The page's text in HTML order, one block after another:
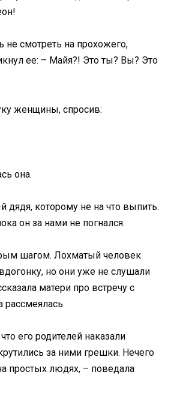
не смотреть на прохожего,
ее: – Майя?! Это ты? Вы? Это
женщины, спросив:
она.
дядя, которому не на что выпить.
он за нами не погнался.
шагом. Лохматый человек
но они уже не слушали
матери про встречу с
его родителей наказали
за ними грешки. Нечего
простых людях, – поведала